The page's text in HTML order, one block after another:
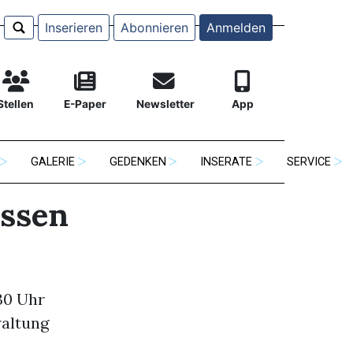
Inserieren Abonnieren Anmelden
E-Paper Newsletter App
GALERIE GEDENKEN INSERATE SERVICE
Uhr